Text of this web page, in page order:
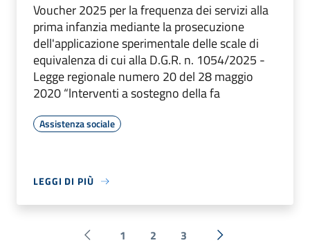
Voucher 2025 per la frequenza dei servizi alla
prima infanzia mediante la prosecuzione
dell'applicazione sperimentale delle scale di
equivalenza di cui alla D.G.R. n. 1054/2025 -
Legge regionale numero 20 del 28 maggio
2020 “lnterventi a sostegno della fa
Assistenza sociale
LEGGI DI PIÙ
1 2 3